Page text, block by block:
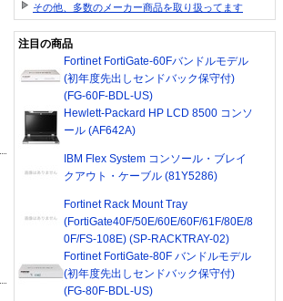
その他、多数のメーカー商品を取り扱ってます
注目の商品
Fortinet FortiGate-60Fバンドルモデル
(初年度先出しセンドバック保守付)
(FG-60F-BDL-US)
Hewlett-Packard HP LCD 8500 コンソ
ール (AF642A)
IBM Flex System コンソール・ブレイ
クアウト・ケーブル (81Y5286)
Fortinet Rack Mount Tray
(FortiGate40F/50E/60E/60F/61F/80E/8
0F/FS-108E) (SP-RACKTRAY-02)
Fortinet FortiGate-80F バンドルモデル
(初年度先出しセンドバック保守付)
(FG-80F-BDL-US)